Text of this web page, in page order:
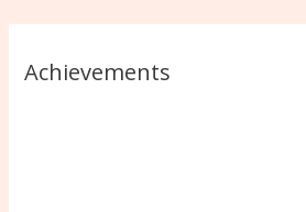
Achievements